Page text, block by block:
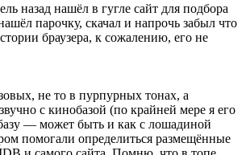
назад нашёл в гугле сайт для подбора
парочку, скачал и напрочь забыл что
браузера, к сожалению, его не
не то в пурпурных тонах, а
с кинобазой (по крайней мере я его
— может быть и как с лошадиной
помогали определиться размещённые